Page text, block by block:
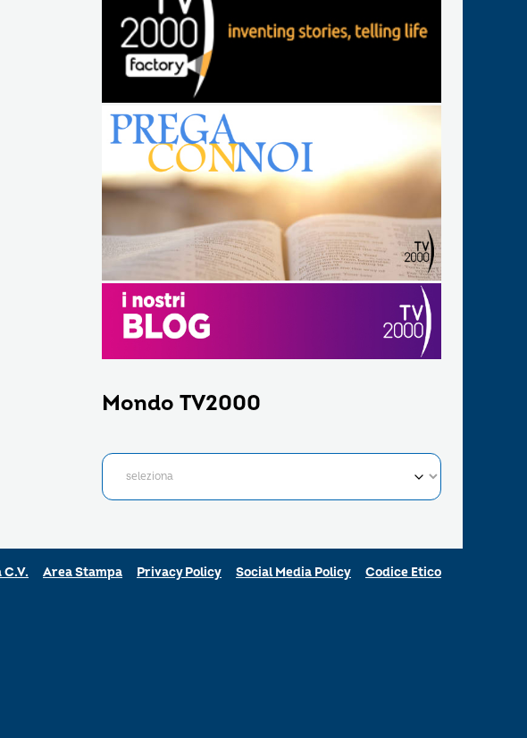
Mondo TV2000
C.V. Area Stampa Privacy Policy Social Media Policy Codice Etico